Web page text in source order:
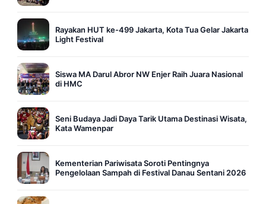
Rayakan HUT ke-499 Jakarta, Kota Tua Gelar Jakarta
Light Festival
Siswa MA Darul Abror NW Enjer Raih Juara Nasional
di HMC
Seni Budaya Jadi Daya Tarik Utama Destinasi Wisata,
Kata Wamenpar
Kementerian Pariwisata Soroti Pentingnya
Pengelolaan Sampah di Festival Danau Sentani 2026